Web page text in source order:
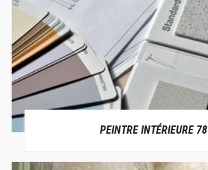
PEINTRE INTÉRIEURE 78